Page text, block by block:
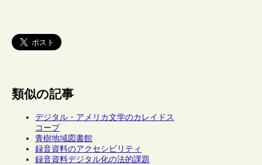
類似の記事
デジタル・アメリカ文学のカレイドス
コープ
青樹地域図書館
録音資料のアクセシビリティ
録音資料デジタル化の法的課題